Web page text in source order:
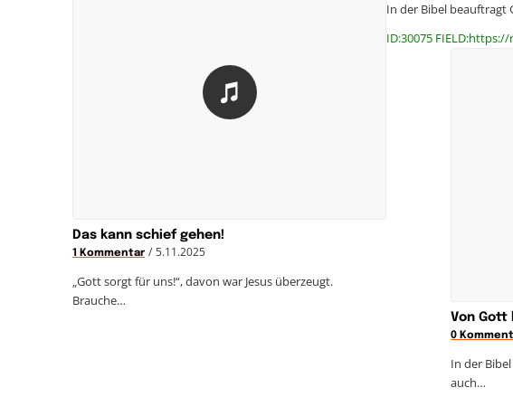
Das kann schief gehen!
1 Kommentar / 5.11.2025
„Gott sorgt für uns!“, davon war Jesus überzeugt.
Brauche…
In der Bibel beauftragt
ID:30075
Von
0
In der
auch…